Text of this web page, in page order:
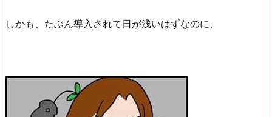
しかも、たぶん導入されて日が浅いはずなのに、